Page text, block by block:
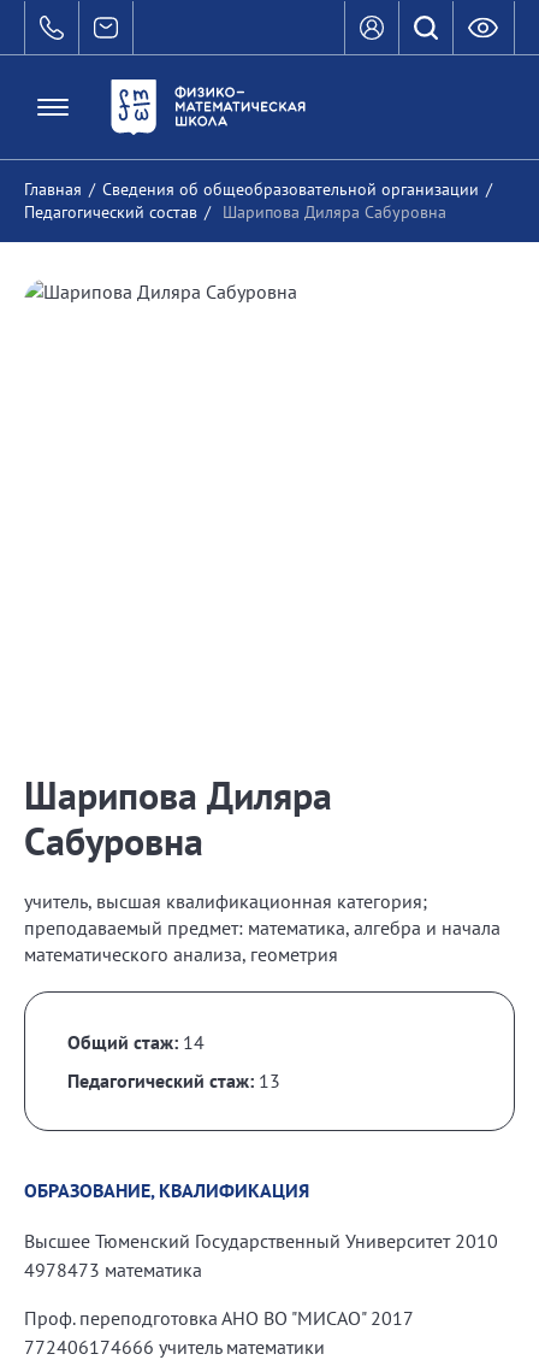
Главная / Сведения об общеобразовательной организации /
Педагогический состав / Шарипова Диляра Сабуровна
Шарипова Диляра
Сабуровна
учитель, высшая квалификационная категория;
преподаваемый предмет: математика, алгебра и начала
математического анализа, геометрия
Общий стаж: 14
Педагогический стаж: 13
ОБРАЗОВАНИЕ, КВАЛИФИКАЦИЯ
Высшее Тюменский Государственный Университет 2010
4978473 математика
Проф. переподготовка АНО ВО "МИСАО" 2017
772406174666 учитель математики